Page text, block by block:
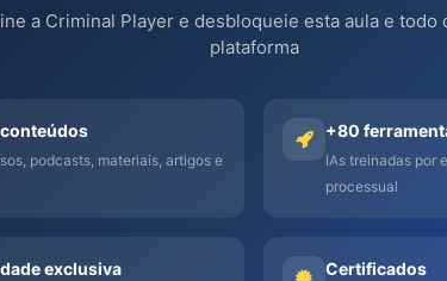
a Criminal Player e desbloqueie esta aula e todo
plataforma
podcasts, materiais, artigos e
+80
IAs treinadas por
processual
exclusiva Certificados